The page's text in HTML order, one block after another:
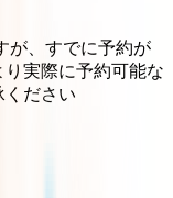
が、すでに予約が
実際に予約可能な
ください